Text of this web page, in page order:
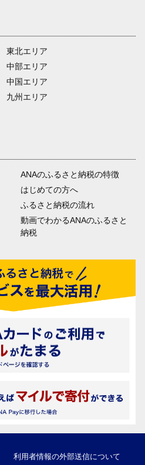
東北エリア
中部エリア
中国エリア
九州エリア
ANAのふるさと納税の特徴
はじめての方へ
ふるさと納税の流れ
動画でわかるANAのふるさと
納税
利用者情報の外部送信について